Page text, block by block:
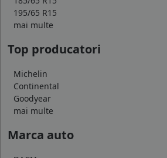
195/65 R15
mai multe
Top producatori
Michelin
Continental
Goodyear
mai multe
Marca auto